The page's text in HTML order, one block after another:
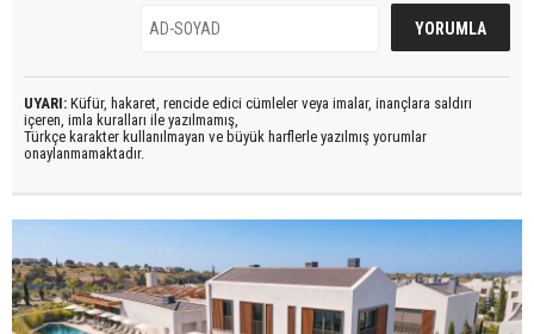
UYARI: Küfür, hakaret, rencide edici cümleler veya imalar, inançlara saldırı
içeren, imla kuralları ile yazılmamış,
Türkçe karakter kullanılmayan ve büyük harflerle yazılmış yorumlar
onaylanmamaktadır.